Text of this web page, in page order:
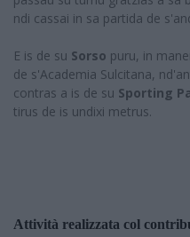
ndi cassai in sa partida de
E is de su Sorso puru, in
de s'Academia Sulcitana,
contras a is de su Sporting
tirus de is undixi metrus.
Attività realizzata col